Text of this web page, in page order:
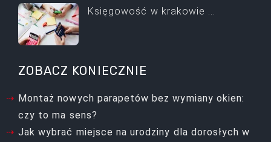
Księgowość w krakowie ...
ZOBACZ KONIECZNIE
Montaż nowych parapetów bez wymiany okien:
czy to ma sens?
Jak wybrać miejsce na urodziny dla dorosłych w